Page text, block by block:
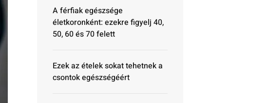
A férfiak egészsége
életkoronként: ezekre figyelj 40,
50, 60 és 70 felett
Ezek az ételek sokat tehetnek a
csontok egészségéért